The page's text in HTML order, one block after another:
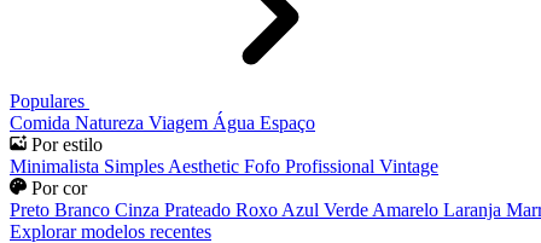
Populares
Comida Natureza Viagem Água Espaço
Por estilo
Minimalista Simples Aesthetic Fofo Profissional Vintage
Por cor
Preto Branco Cinza Prateado Roxo Azul Verde Amarelo Laranja
Explorar modelos recentes